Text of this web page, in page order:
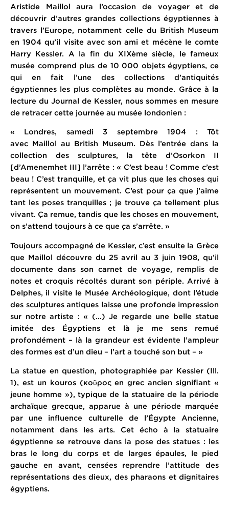
Aristide Maillol aura l’occasion de voyager et de
découvrir d’autres grandes collections égyptiennes à
travers l’Europe, notamment celle du British Museum
en 1904 qu’il visite avec son ami et mécène le comte
Harry Kessler. A la fin du XIXème siècle, le fameux
musée comprend plus de 10 000 objets égyptiens, ce
qui en fait l’une des collections d’antiquités
égyptiennes les plus complètes au monde. Grâce à la
lecture du Journal de Kessler, nous sommes en mesure
de retracer cette journée au musée londonien :
« Londres, samedi 3 septembre 1904 : Tôt
avec Maillol au British Museum. Dès l’entrée dans la
collection des sculptures, la tête d’Osorkon II
[d’Amenemhet III] l’arrête : « C’est beau ! Comme c’est
beau ! C’est tranquille, et ça vit plus que les choses qui
représentent un mouvement. C’est pour ça que j’aime
tant les poses tranquilles ; je trouve ça tellement plus
vivant. Ça remue, tandis que les choses en mouvement,
on s’attend toujours à ce que ça s’arrête. »
Toujours accompagné de Kessler, c’est ensuite la Grèce
que Maillol découvre du 25 avril au 3 juin 1908, qu’il
documente dans son carnet de voyage, remplis de
notes et croquis récoltés durant son périple. Arrivé à
Delphes, il visite le Musée Archéologique, dont l’étude
des sculptures antiques laisse une profonde impression
sur notre artiste : « (…) Je regarde une belle statue
imitée des Égyptiens et là je me sens remué
profondément – là la grandeur est évidente l’ampleur
des formes est d’un dieu – l’art a touché son but – »
La statue en question, photographiée par Kessler (Ill.
1), est un kouros (κοῦρος en grec ancien signifiant «
jeune homme »), typique de la statuaire de la période
archaïque grecque, apparue à une période marquée
par une influence culturelle de l’Égypte Ancienne,
notamment dans les arts. Cet écho à la statuaire
égyptienne se retrouve dans la pose des statues : les
bras le long du corps et de larges épaules, le pied
gauche en avant, censées reprendre l’attitude des
représentations des dieux, des pharaons et dignitaires
égyptiens.